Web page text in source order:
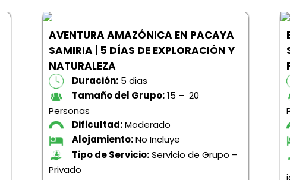
AVENTURA AMAZÓNICA EN PACAYA
SAMIRIA | 5 DÍAS DE EXPLORACIÓN Y
NATURALEZA
Duración: 5 dias
Tamaño del Grupo:15 – 20
Personas
Dificultad:Moderado
Alojamiento:No Incluye
Tipo de Servicio:Servicio de Grupo –
Privado